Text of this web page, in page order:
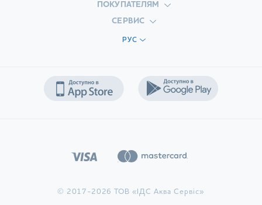
ПОКУПАТЕЛЯМ
СЕРВИС
РУС
© 2017-2026 ТОВ «ІДС Аква Сервіс»